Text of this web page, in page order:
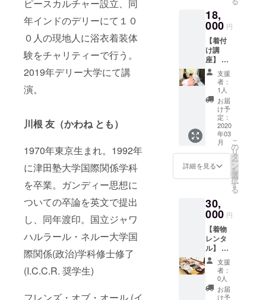
ピースカルチャー設立、同
年インドのデリーにて１０
０人の現地人に浴衣着装体
験をチャリティーで行う。
2019年デリー大学にて講
演。
川根 友（かわね とも）
1970年東京生まれ。1992年
に津田塾大学国際関係学科
を卒業。ガンディー思想に
ついての卒論を英文で提出
し、同年渡印。国立ジャワ
ハルラール・ネルー大学国
際関係(政治)学科修士修了
(I.C.C.R. 奨学生)
TEL. 03
-5413-
8912
10〜12
月末で
す。お
好きな
タイミ
ングで
ご利用
いただ
けま
す。）
月、10〜12月末
です。お好きな
タイミングでご
利用いただけま
18,
000 円
【着付
け講
座】 ④
男性着
物デ
ビュー
講座
18,000
円 この
講座を
受講す
るとご
自分で
男性着
物の着
付けが
ように
なりま
す。
（内
容） 講
座は１
回。マ
ンツー
マン
レッ
ス、２
支援
者：
1人
お届
け予
定：
2020
年03
月
詳細を見る
こ
の
リ
タ
ー
ン
を
選
択
す
る
30,
000 円
【着物
レンタ
ル】 ②
女性着
物レン
タル
（フォ
ーマ
支援
者：
0人
お届
け予